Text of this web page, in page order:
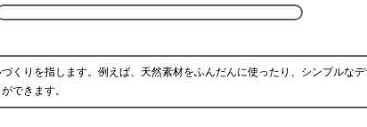
くりを指します。例えば、天然素材をふんだんに使ったり、シンプルな
できます。